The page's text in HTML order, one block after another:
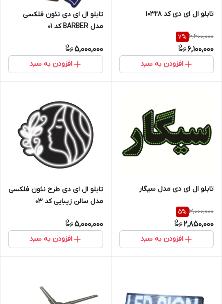
تابلو ال ای دی کد 10328
6,600,000
7%
6,100,000
افزودن به سبد
تابلو ال ای دی نئون فلکسی
مدل BARBER کد 01
5,000,000
افزودن به سبد
تابلو ال ای دی مدل سیگار
3,000,000
5%
2,850,000
افزودن به سبد
تابلو ال ای دی طرح نئون فلکسی
مدل سالن زیبایی کد 03
5,000,000
افزودن به سبد